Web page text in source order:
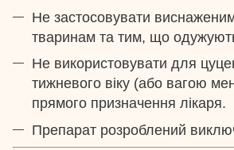
Не застосовувати
тваринам та тим, що
Не використовувати для
тижневого віку (або вагою
прямого призначення лікаря.
Препарат розроблений